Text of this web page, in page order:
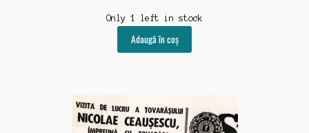
Only 1 left in stock
Adaugă în coș